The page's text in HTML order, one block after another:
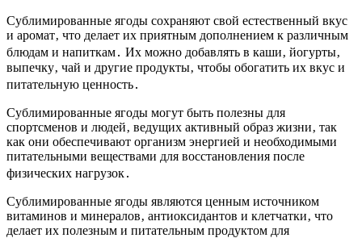
Сублимированные ягоды сохраняют свой естественный вкус
и аромат‚ что делает их приятным дополнением к различным
блюдам и напиткам․ Их можно добавлять в каши‚ йогурты‚
выпечку‚ чай и другие продукты‚ чтобы обогатить их вкус и
питательную ценность․
Сублимированные ягоды могут быть полезны для
спортсменов и людей‚ ведущих активный образ жизни‚ так
как они обеспечивают организм энергией и необходимыми
питательными веществами для восстановления после
физических нагрузок․
Сублимированные ягоды являются ценным источником
витаминов и минералов‚ антиоксидантов и клетчатки‚ что
делает их полезным и питательным продуктом для